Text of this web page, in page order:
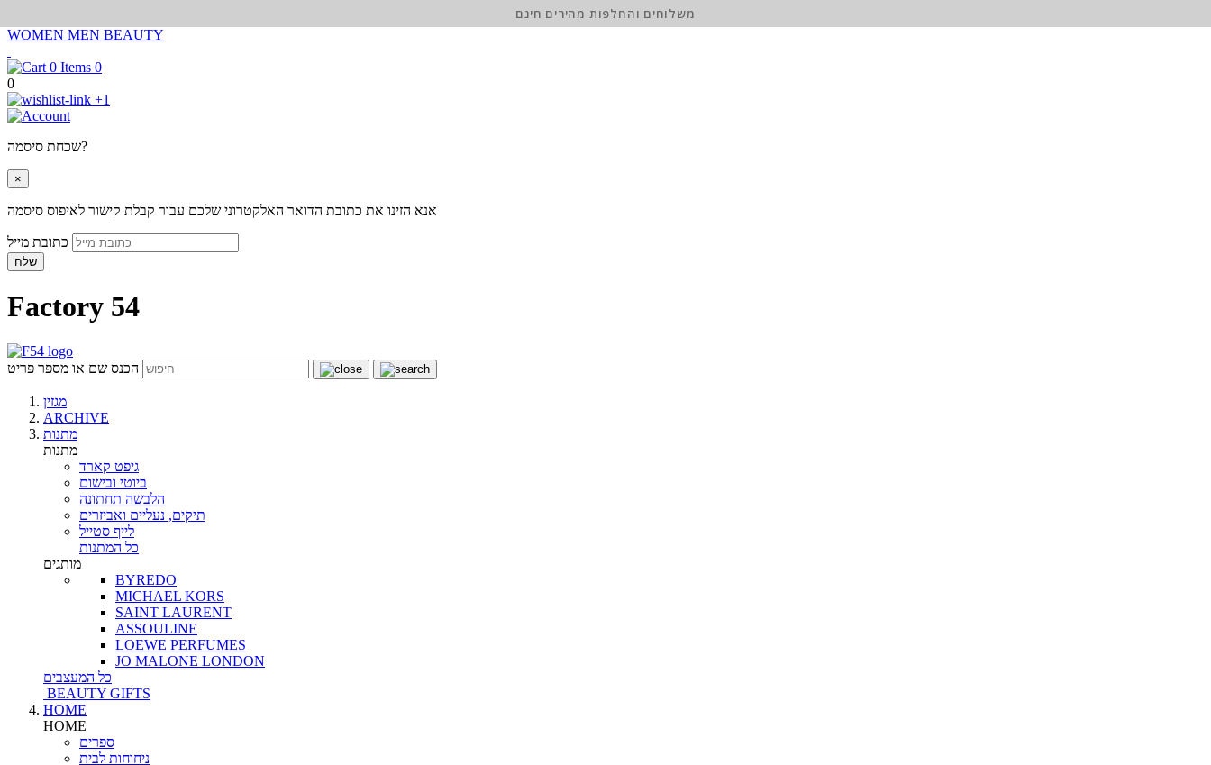
WOMEN MEN BEAUTY
0
0
+1
שכחת סיסמה?
×
אנא הזינו את כתובת הדואר האלקטרוני שלכם עבור קבלת קישור לאיפוס סיסמה
שלח
Factory 54
הכנס שם או מספר פריט
מגזין
ARCHIVE
מתנות
מתנות
גיפט קארד
ביוטי ובישום
הלבשה תחתונה
תיקים, נעליים ואביזרים
לייף סטייל
כל המתנות
מותגים
BYREDO
MICHAEL KORS
SAINT LAURENT
ASSOULINE
LOEWE PERFUMES
JO MALONE LONDON
כל המעצבים
BEAUTY GIFTS
HOME
HOME
ספרים
ניחוחות לבית
משלוחים והחלפות מהירים חינם